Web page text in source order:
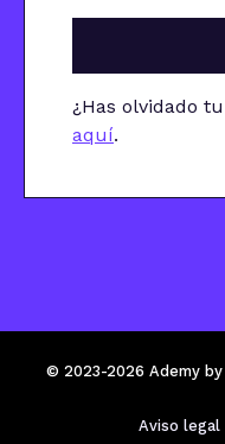
¿Has olvidado
aquí.
© 2023-2026 Ademy
Aviso legal